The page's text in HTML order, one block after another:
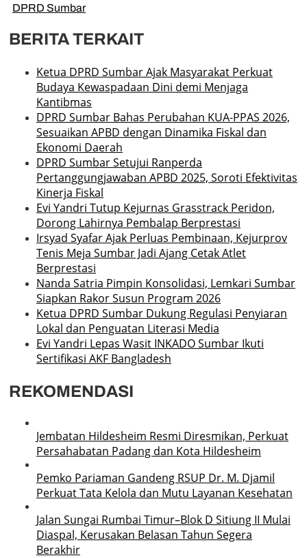
DPRD Sumbar
BERITA TERKAIT
Ketua DPRD Sumbar Ajak Masyarakat Perkuat
Budaya Kewaspadaan Dini demi Menjaga
Kantibmas
DPRD Sumbar Bahas Perubahan KUA-PPAS 2026,
Sesuaikan APBD dengan Dinamika Fiskal dan
Ekonomi Daerah
DPRD Sumbar Setujui Ranperda
Pertanggungjawaban APBD 2025, Soroti Efektivitas
Kinerja Fiskal
Evi Yandri Tutup Kejurnas Grasstrack Peridon,
Dorong Lahirnya Pembalap Berprestasi
Irsyad Syafar Ajak Perluas Pembinaan, Kejurprov
Tenis Meja Sumbar Jadi Ajang Cetak Atlet
Berprestasi
Nanda Satria Pimpin Konsolidasi, Lemkari Sumbar
Siapkan Rakor Susun Program 2026
Ketua DPRD Sumbar Dukung Regulasi Penyiaran
Lokal dan Penguatan Literasi Media
Evi Yandri Lepas Wasit INKADO Sumbar Ikuti
Sertifikasi AKF Bangladesh
REKOMENDASI
Jembatan Hildesheim Resmi Diresmikan, Perkuat
Persahabatan Padang dan Kota Hildesheim
Pemko Pariaman Gandeng RSUP Dr. M. Djamil
Perkuat Tata Kelola dan Mutu Layanan Kesehatan
Jalan Sungai Rumbai Timur–Blok D Sitiung II Mulai
Diaspal, Kerusakan Belasan Tahun Segera
Berakhir